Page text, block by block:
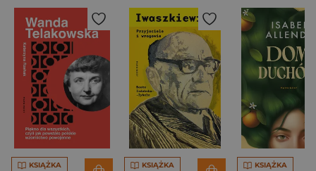
KSIĄŻKA KSIĄŻKA KSIĄŻKA